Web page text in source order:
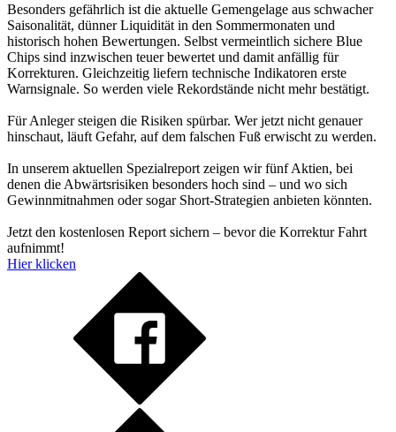
Besonders gefährlich ist die aktuelle Gemengelage aus schwacher
Saisonalität, dünner Liquidität in den Sommermonaten und
historisch hohen Bewertungen. Selbst vermeintlich sichere Blue
Chips sind inzwischen teuer bewertet und damit anfällig für
Korrekturen. Gleichzeitig liefern technische Indikatoren erste
Warnsignale. So werden viele Rekordstände nicht mehr bestätigt.
Für Anleger steigen die Risiken spürbar. Wer jetzt nicht genauer
hinschaut, läuft Gefahr, auf dem falschen Fuß erwischt zu werden.
In unserem aktuellen Spezialreport zeigen wir fünf Aktien, bei
denen die Abwärtsrisiken besonders hoch sind – und wo sich
Gewinnmitnahmen oder sogar Short-Strategien anbieten könnten.
Jetzt den kostenlosen Report sichern – bevor die Korrektur Fahrt
aufnimmt!
Hier klicken